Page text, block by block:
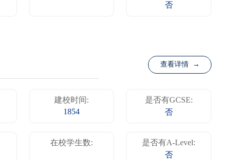
否
查看详情 →
建校时间:
1854
是否有GCSE:
否
在校学生数:
是否有A-Level:
否